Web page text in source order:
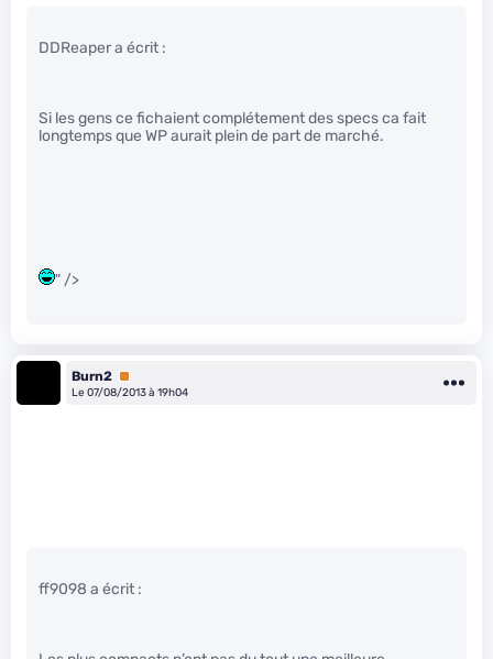
DDReaper a écrit :
Si les gens ce fichaient complétement des specs ca fait
longtemps que WP aurait plein de part de marché.
" />
Burn2 Premium
Le 07/08/2013 à 19h04
ff9098 a écrit :